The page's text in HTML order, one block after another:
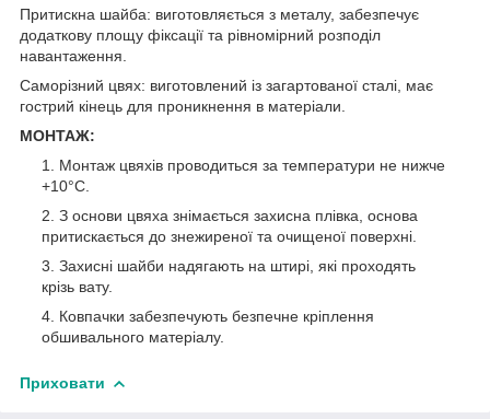
Притискна шайба: виготовляється з металу, забезпечує
додаткову площу фіксації та рівномірний розподіл
навантаження.
Саморізний цвях: виготовлений із загартованої сталі, має
гострий кінець для проникнення в матеріали.
МОНТАЖ:
Монтаж цвяхів проводиться за температури не нижче
+10°С.
З основи цвяха знімається захисна плівка, основа
притискається до знежиреної та очищеної поверхні.
Захисні шайби надягають на штирі, які проходять
крізь вату.
Ковпачки забезпечують безпечне кріплення
обшивального матеріалу.
Приховати